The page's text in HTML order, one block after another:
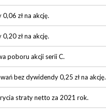
zł na akcję.
zł na akcję.
poboru akcji serii C.
bez dywidendy 0,25 zł na akcję.
straty netto za 2021 rok.